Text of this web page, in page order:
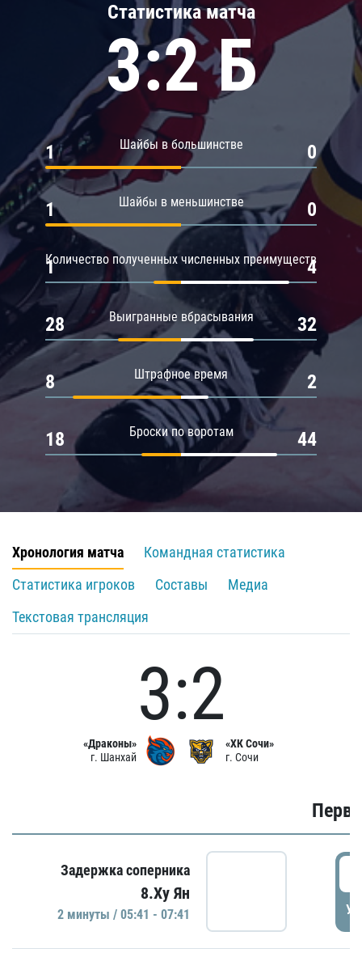
Статистика матча
3:2 Б
Шайбы в большинстве
1 0
Шайбы в меньшинстве
1 0
Количество полученных численных преимуществ
1 4
Выигранные вбрасывания
28 32
Штрафное время
8 2
Броски по воротам
18 44
Хронология матча
Командная статистика
Статистика игроков
Составы
Медиа
Текстовая трансляция
«Драконы»
г. Шанхай
3:2
«ХК Сочи»
г. Сочи
Задержка соперника
8.Ху Ян
2 минуты / 05:41 - 07:41